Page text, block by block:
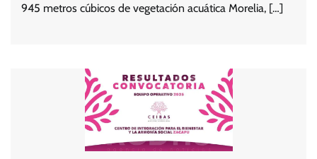
945 metros cúbicos de vegetación acuática Morelia, […]